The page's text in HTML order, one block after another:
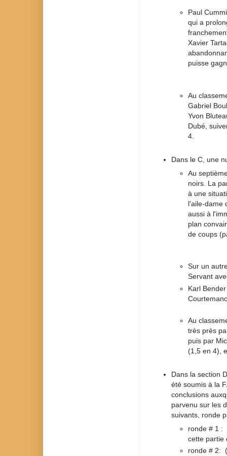
Paul
qui a
Xavier
puisse
Au
Gabriel
Yvon
Dubé,
4.
Dans le C, une
Au
noirs. La
à une
l'aile-dame
aussi à
plan
de coups
Sur un
Servant
Karl
Au
très près
puis par
(1,5 en 4),
Dans la section
été soumis à la
conclusions
parvenu sur les
suivants, ronde
ronde # 1 :
cette partie
ronde # 2: